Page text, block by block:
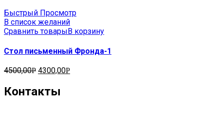
Быстрый Просмотр
В список желаний
Сравнить товары В корзину
Стол письменный Фронда-1
4500,00Р 4300,00Р
Контакты